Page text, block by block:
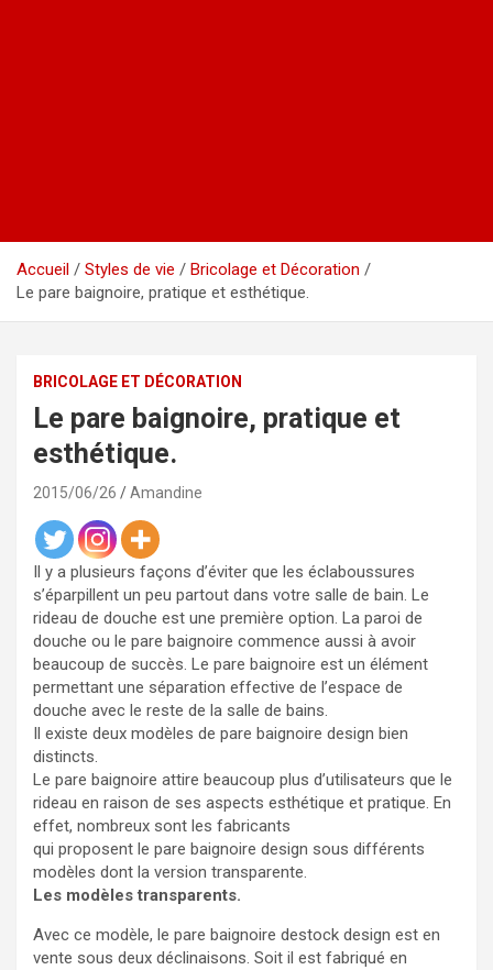
Accueil Styles de vie
Bricolage et Décoration
Le pare baignoire, pratique et esthétique.
BRICOLAGE ET DÉCORATION
Le pare baignoire, pratique et
esthétique.
2015/06/26 Amandine
Il y a plusieurs façons d’éviter que les éclaboussures
s’éparpillent un peu partout dans votre salle de bain. Le
rideau de douche est une première option. La paroi de
douche ou le pare baignoire commence aussi à avoir
beaucoup de succès. Le pare baignoire est un élément
permettant une séparation effective de l’espace de
douche avec le reste de la salle de bains.
Il existe deux modèles de pare baignoire design bien
distincts.
Le pare baignoire attire beaucoup plus d’utilisateurs que le
rideau en raison de ses aspects esthétique et pratique. En
effet, nombreux sont les fabricants
qui proposent le pare baignoire design sous différents
modèles dont la version transparente.
Les modèles transparents.
Avec ce modèle, le pare baignoire destock design est en
vente sous deux déclinaisons. Soit il est fabriqué en